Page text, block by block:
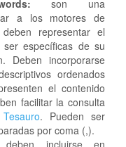
son una
a los motores de
representar el
específicas de su
Deben incorporarse
ordenados
el contenido
facilitar la consulta
Tesauro. Pueden ser
por coma (,).
incluirse en